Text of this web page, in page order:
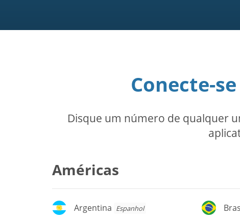
Conecte-
Disque um número de qualquer
Américas
Argentina
Argentina Espanhol